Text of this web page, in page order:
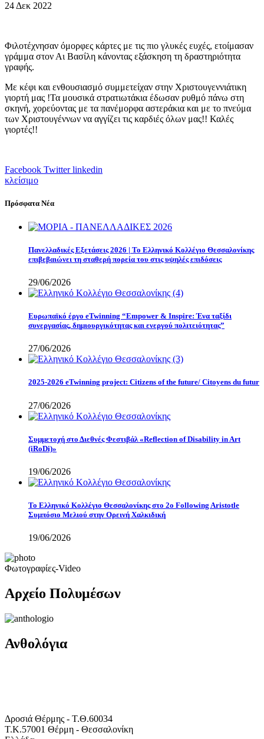
24 Δεκ 2022
Φιλοτέχνησαν όμορφες κάρτες με τις πιο γλυκές ευχές, ετοίμασαν
γράμμα στον Αι Βασίλη κάνοντας εξάσκηση τη δραστηριότητα
γραφής.
Με κέφι και ενθουσιασμό συμμετείχαν στην Χριστουγεννιάτικη
γιορτή μας !Τα μουσικά στρατιωτάκια έδωσαν ρυθμό πάνω στη
σκηνή, χορεύοντας με τα πανέμορφα αστεράκια και με το πνεύμα
των Χριστουγέννων να αγγίζει τις καρδιές όλων μας!! Καλές
γιορτές!!
Facebook Twitter linkedin
κλείσιμο
Πρόσφατα Νέα
Πανελλαδικές Εξετάσεις 2026 | Το Ελληνικό Κολλέγιο Θεσσαλονίκης
επιβεβαιώνει τη σταθερή πορεία του στις υψηλές επιδόσεις
29/06/2026
Eυρωπαϊκό έργο eTwinning “Empower & Inspire: Ένα ταξίδι
συνεργασίας, δημιουργικότητας και ενεργού πολιτειότητας”
27/06/2026
2025-2026 eTwinning project: Citizens of the future/ Citoyens du futur
27/06/2026
Συμμετοχή στο Διεθνές Φεστιβάλ «Reflection of Disability in Art
(iRoDi)»
19/06/2026
Το Ελληνικό Κολλέγιο Θεσσαλονίκης στο 2ο Following Aristotle
Συμπόσιο Μελιού στην Ορεινή Χαλκιδική
19/06/2026
Φωτογραφίες-Video
Αρχείο Πολυμέσων
Ανθολόγια
Δροσιά Θέρμης - Τ.Θ.60034
Τ.Κ.57001 Θέρμη - Θεσσαλονίκη